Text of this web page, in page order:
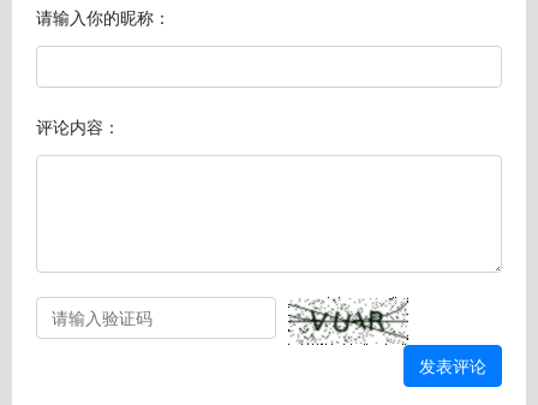
请输入你的昵称：
评论内容：
发表评论